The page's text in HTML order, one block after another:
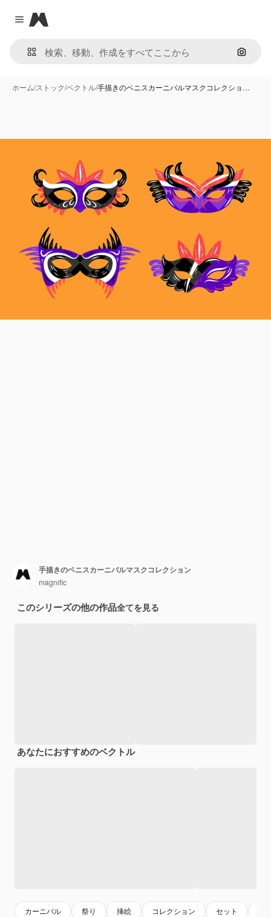
Close menu
Magnific
画像で
ホーム/ストック/ベクトル/手描きのベニスカーニバルマスクコレクショ…
手描きのベニスカーニバルマスクコレクション
magnific
このシリーズの他の作品全てを見る
あなたにおすすめのベクトル
カーニバル 祭り 挿絵 コレクション セット